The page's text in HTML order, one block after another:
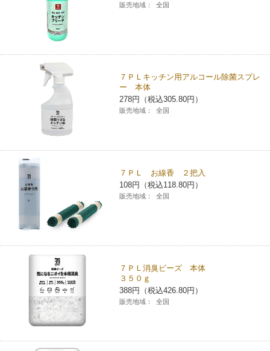
コインランドリー（店舗限定）
自転車シェアリング（店舗限定）
モバイルバッテリーシェアリング（店舗限定）
モバイルWi-Fiバッテリーシェアリング（店舗限定）
荷物預かりサービス「ecbocloakエクボクローク」（店舗限定）
パウダースペース ラブン（店舗限定）
セブン‐イレブンの「商品力」
セブン-イレブンの歴史
販売地域： 全国
７ＰＬキッチン用アルコール除菌スプレ
ー 本体
278円（税込305.80円）
販売地域： 全国
７ＰＬ お線香 ２把入
108円（税込118.80円）
販売地域： 全国
７ＰＬ消臭ビーズ 本体
３５０ｇ
388円（税込426.80円）
販売地域： 全国